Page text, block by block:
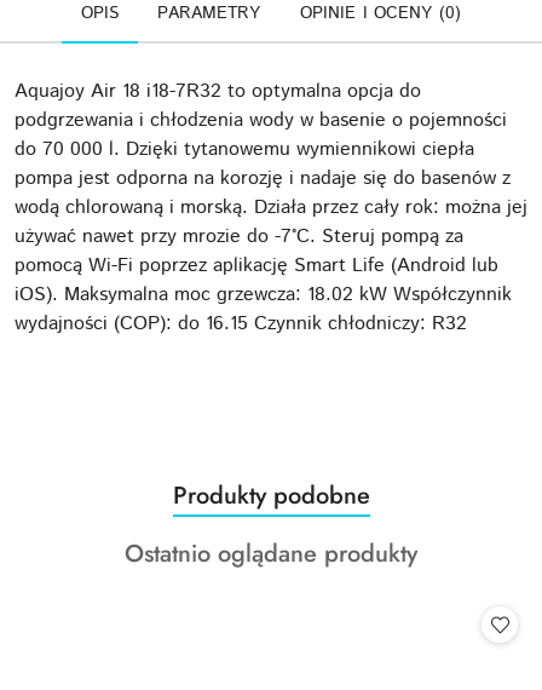
OPIS PARAMETRY OPINIE I OCENY (0)
Aquajoy Air 18 i18-7R32 to optymalna opcja do
podgrzewania i chłodzenia wody w basenie o pojemności
do 70 000 l. Dzięki tytanowemu wymiennikowi ciepła
pompa jest odporna na korozję i nadaje się do basenów z
wodą chlorowaną i morską. Działa przez cały rok: można jej
używać nawet przy mrozie do -7°C. Steruj pompą za
pomocą Wi-Fi poprzez aplikację Smart Life (Android lub
iOS). Maksymalna moc grzewcza: 18.02 kW Współczynnik
wydajności (COP): do 16.15 Czynnik chłodniczy: R32
Pomiń karuzelę produktów
Produkty
o
statusie:
Produkty podobne
Produkty
Ostatnio oglądane produkty